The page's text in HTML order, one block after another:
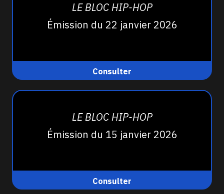
LE BLOC HIP-HOP
Émission du 22 janvier 2026
Consulter
LE BLOC HIP-HOP
Émission du 15 janvier 2026
Consulter